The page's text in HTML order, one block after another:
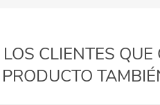
LOS CLIENTES
PRODUCTO